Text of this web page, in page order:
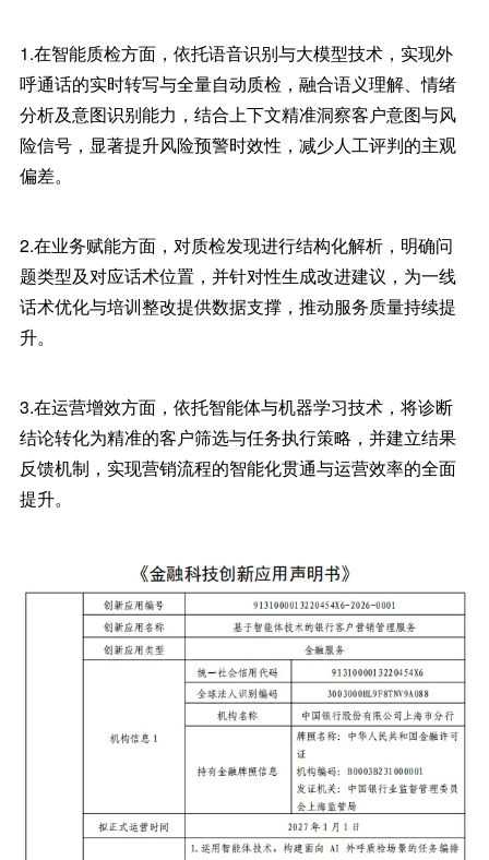
1.在智能质检方面，依托语音识别与大模型技术，实现外
呼通话的实时转写与全量自动质检，融合语义理解、情绪
分析及意图识别能力，结合上下文精准洞察客户意图与风
险信号，显著提升风险预警时效性，减少人工评判的主观
偏差。
2.在业务赋能方面，对质检发现进行结构化解析，明确问
题类型及对应话术位置，并针对性生成改进建议，为一线
话术优化与培训整改提供数据支撑，推动服务质量持续提
升。
3.在运营增效方面，依托智能体与机器学习技术，将诊断
结论转化为精准的客户筛选与任务执行策略，并建立结果
反馈机制，实现营销流程的智能化贯通与运营效率的全面
提升。